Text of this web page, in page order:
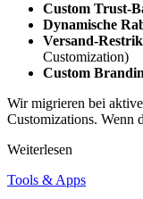
Custom Trust-
Dynamische
Versand-
Customization)
Custom
Wir migrieren bei
Customizations. Wenn
Weiterlesen
Tools & Apps